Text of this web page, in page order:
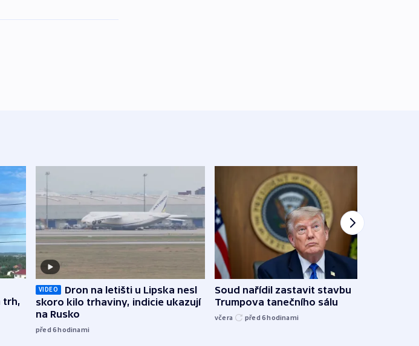
trh,
VIDEO
Dron na letišti u Lipska nesl
skoro kilo trhaviny, indicie ukazují
na Rusko
před 6hodinami
Soud nařídil zastavit stavbu
Trumpova tanečního sálu
včera před 6hodinami